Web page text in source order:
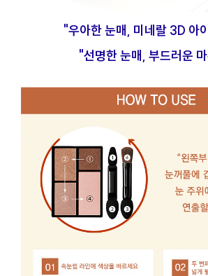
"우아한 눈매, 미네랄 3D 아
"선명한 눈매, 부드러운